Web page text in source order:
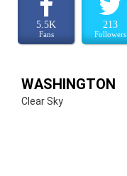
5.5K
Fans
213
Followers
WASHINGTON
Clear Sky